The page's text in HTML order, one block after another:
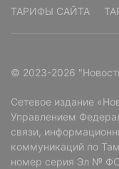
ТАРИФЫ САЙТА
© 2023-2026
Сетевое издание
Управлением
связи,
коммуникаций по
номер серия Эл №